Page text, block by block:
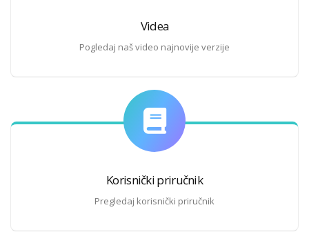
Videa
Pogledaj naš video najnovije verzije
Korisnički priručnik
Pregledaj korisnički priručnik